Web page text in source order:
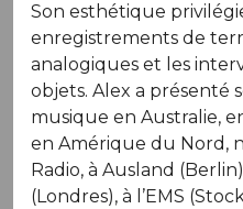
Son esthétique
enregistrements de
analogiques et les
objets. Alex a présenté
musique en Australie,
en Amérique du Nord,
Radio, à Ausland
(Londres), à l’EMS